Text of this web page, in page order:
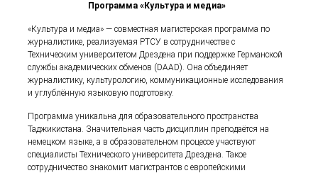
Программа «Культура и медиа»
«Культура и медиа» — совместная магистерская программа по
журналистике, реализуемая РТСУ в сотрудничестве с
Техническим университетом Дрездена при поддержке Германской
службы академических обменов (DAAD). Она объединяет
журналистику, культурологию, коммуникационные исследования
и углублённую языковую подготовку.
Программа уникальна для образовательного пространства
Таджикистана. Значительная часть дисциплин преподаётся на
немецком языке, а в образовательном процессе участвуют
специалисты Технического университета Дрездена. Такое
сотрудничество знакомит магистрантов с европейскими